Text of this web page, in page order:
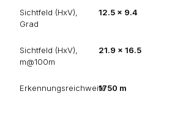
Sichtfeld (HxV),
Grad
12.5 x 9.4
Sichtfeld (HxV),
m@100m
21.9 x 16.5
Erkennungsreichweite1750 m